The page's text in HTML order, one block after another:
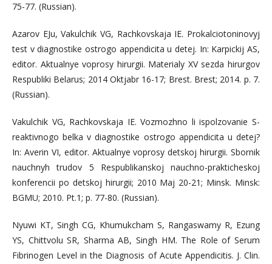
75-77. (Russian).
Azarov EJu, Vakulchik VG, Rachkovskaja IE. Prokalciotoninovyj
test v diagnostike ostrogo appendicita u detej. In: Karpickij AS,
editor. Aktualnye voprosy hirurgii. Materialy XV sezda hirurgov
Respubliki Belarus; 2014 Oktjabr 16-17; Brest. Brest; 2014. p. 7.
(Russian).
Vakulchik VG, Rachkovskaja IE. Vozmozhno li ispolzovanie S-
reaktivnogo belka v diagnostike ostrogo appendicita u detej?
In: Averin VI, editor. Aktualnye voprosy detskoj hirurgii. Sbornik
nauchnyh trudov 5 Respublikanskoj nauchno-prakticheskoj
konferencii po detskoj hirurgii; 2010 Maj 20-21; Minsk. Minsk:
BGMU; 2010. Pt.1; p. 77-80. (Russian).
Nyuwi KT, Singh CG, Khumukcham S, Rangaswamy R, Ezung
YS, Chittvolu SR, Sharma AB, Singh HM. The Role of Serum
Fibrinogen Level in the Diagnosis of Acute Appendicitis. J. Clin.